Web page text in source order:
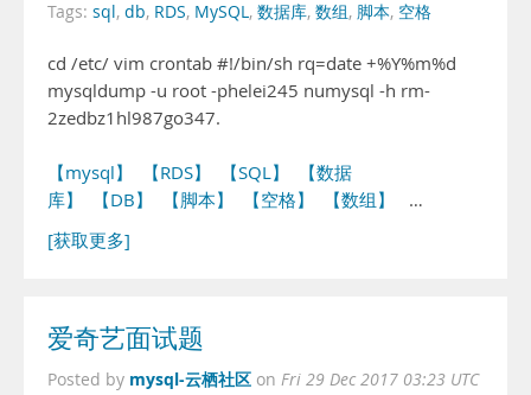
Tags: sql, db, RDS, MySQL, 数据库, 数组, 脚本, 空格
cd /etc/ vim crontab #!/bin/sh rq=date +%Y%m%d
mysqldump -u root -phelei245 numysql -h rm-
2zedbz1hl987go347.
【mysql】 【RDS】 【SQL】
【数据
库】
【DB】 【脚本】 【空格】 【数组】
…
[获取更多]
爱奇艺面试题
Posted by mysql-云栖社区 on Fri 29 Dec 2017 03:23 UTC